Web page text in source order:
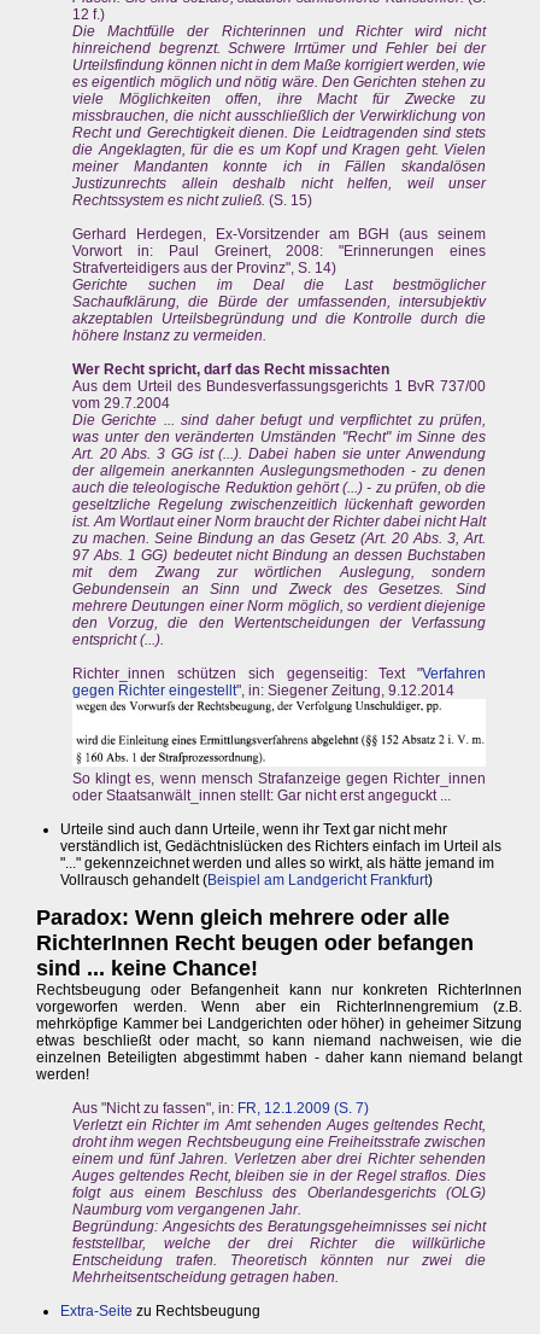
12 f.)
Die Machtfülle der Richterinnen und Richter wird nicht
hinreichend begrenzt. Schwere Irrtümer und Fehler bei der
Urteilsfindung können nicht in dem Maße korrigiert werden, wie
es eigentlich möglich und nötig wäre. Den Gerichten stehen zu
viele Möglichkeiten offen, ihre Macht für Zwecke zu
missbrauchen, die nicht ausschließlich der Verwirklichung von
Recht und Gerechtigkeit dienen. Die Leidtragenden sind stets
die Angeklagten, für die es um Kopf und Kragen geht. Vielen
meiner Mandanten konnte ich in Fällen skandalösen
Justizunrechts allein deshalb nicht helfen, weil unser
Rechtssystem es nicht zuließ. (S. 15)
Gerhard Herdegen, Ex-Vorsitzender am BGH (aus seinem
Vorwort in: Paul Greinert, 2008: "Erinnerungen eines
Strafverteidigers aus der Provinz", S. 14)
Gerichte suchen im Deal die Last bestmöglicher
Sachaufklärung, die Bürde der umfassenden, intersubjektiv
akzeptablen Urteilsbegründung und die Kontrolle durch die
höhere Instanz zu vermeiden.
Wer Recht spricht, darf das Recht missachten
Aus dem Urteil des Bundesverfassungsgerichts 1 BvR 737/00
vom 29.7.2004
Die Gerichte ... sind daher befugt und verpflichtet zu prüfen,
was unter den veränderten Umständen "Recht" im Sinne des
Art. 20 Abs. 3 GG ist (...). Dabei haben sie unter Anwendung
der allgemein anerkannten Auslegungsmethoden - zu denen
auch die teleologische Reduktion gehört (...) - zu prüfen, ob die
geseltzliche Regelung zwischenzeitlich lückenhaft geworden
ist. Am Wortlaut einer Norm braucht der Richter dabei nicht Halt
zu machen. Seine Bindung an das Gesetz (Art. 20 Abs. 3, Art.
97 Abs. 1 GG) bedeutet nicht Bindung an dessen Buchstaben
mit dem Zwang zur wörtlichen Auslegung, sondern
Gebundensein an Sinn und Zweck des Gesetzes. Sind
mehrere Deutungen einer Norm möglich, so verdient diejenige
den Vorzug, die den Wertentscheidungen der Verfassung
entspricht (...).
Richter_innen schützen sich gegenseitig: Text "Verfahren
gegen Richter eingestellt", in: Siegener Zeitung, 9.12.2014
So klingt es, wenn mensch Strafanzeige gegen Richter_innen
oder Staatsanwält_innen stellt: Gar nicht erst angeguckt ...
Urteile sind auch dann Urteile, wenn ihr Text gar nicht mehr
verständlich ist, Gedächtnislücken des Richters einfach im Urteil als
"..." gekennzeichnet werden und alles so wirkt, als hätte jemand im
Vollrausch gehandelt (Beispiel am Landgericht Frankfurt)
Paradox: Wenn gleich mehrere oder alle
RichterInnen Recht beugen oder befangen
sind ... keine Chance!
Rechtsbeugung oder Befangenheit kann nur konkreten RichterInnen
vorgeworfen werden. Wenn aber ein RichterInnengremium (z.B.
mehrköpfige Kammer bei Landgerichten oder höher) in geheimer Sitzung
etwas beschließt oder macht, so kann niemand nachweisen, wie die
einzelnen Beteiligten abgestimmt haben - daher kann niemand belangt
werden!
Aus "Nicht zu fassen", in: FR, 12.1.2009 (S. 7)
Verletzt ein Richter im Amt sehenden Auges geltendes Recht,
droht ihm wegen Rechtsbeugung eine Freiheitsstrafe zwischen
einem und fünf Jahren. Verletzen aber drei Richter sehenden
Auges geltendes Recht, bleiben sie in der Regel straflos. Dies
folgt aus einem Beschluss des Oberlandesgerichts (OLG)
Naumburg vom vergangenen Jahr.
Begründung: Angesichts des Beratungsgeheimnisses sei nicht
feststellbar, welche der drei Richter die willkürliche
Entscheidung trafen. Theoretisch könnten nur zwei die
Mehrheitsentscheidung getragen haben.
Extra-Seite zu Rechtsbeugung